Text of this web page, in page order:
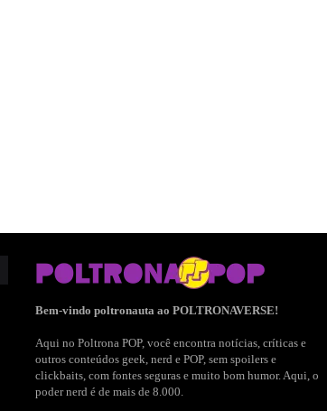
Bem-vindo poltronauta ao POLTRONAVERSE!
Aqui no Poltrona POP, você encontra notícias, críticas e
outros conteúdos geek, nerd e POP, sem spoilers e
clickbaits, com fontes seguras e muito bom humor. Aqui, o
poder nerd é de mais de 8.000.